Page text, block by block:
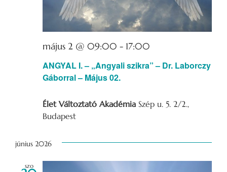
ANGYAL I. – „Angyali szikra” – Dr. Laborczy
Gáborral – Május 02.
május 2 @ 09:00 - 17:00
Élet Változtató Akadémia Szép u. 5. 2/2.,
Budapest
június 2026
szo